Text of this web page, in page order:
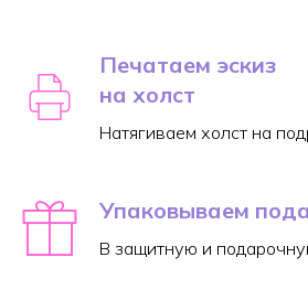
Печатаем эскиз
на холст
Натягиваем холст на
Упаковываем
В защитную и